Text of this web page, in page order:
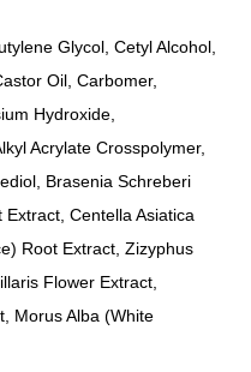
Glycol, Cetyl Alcohol,
Oil, Carbomer,
Hydroxide,
Acrylate Crosspolymer,
Brasenia Schreberi
Centella Asiatica
Root Extract, Zizyphus
Flower Extract,
Morus Alba (White